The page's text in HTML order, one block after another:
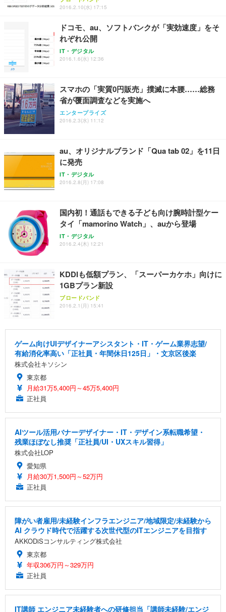
レスト 3Dヘッドレスト ハンガー付き 高反発クッシ
務用 おしゃれ パソコンチェア (ブラック)
Sezlife オフィスチェア デスクチェア 疲れない テレ
ワーク チェア 強化バックレスト 30度ロッキング機
能 人間工学 椅子 腰サポート 90度跳ね上げ式アーム
務用 おしゃれ パソコンチェア (ホワイト)
ANDWINT オフィスチェア デスクチェア 肘なし メ
ッシュ 通気性 ランバーサポート付き 腰サポート ガ
ス圧無段階昇降 360度回転 キャスター付き コンパク
￥49,979
【整備済み品】Dell E2724HS 27インチ 液晶モニタ
ー フルHD（1920×1080）VA 非光沢 HDMI/DisplayP
ort/VGA スピーカー内蔵 高さ調整 スイベル VESA対
【MiniLED/24.5inch/280Hz/FHD】GRAPHT THE S
HOOTER Gaming Monitor 24” Essential ゲーミン
グモニター QD 24.5インチ 1ms FHD 量子ドット 残
￥1,800
Smart Basic(スマートベーシック) 【Amazon.co.jp
限定】 Smart Basic アイリスオーヤマ ペットシーツ
超厚型 お徳用 ワイド 100枚入 (x 1) (ケース販売)
アイリスオーヤマ ペットシーツ 超厚型 お徳用 レギ
ュラー 200枚入【Amazon.co.jp限定】
2016.2.10(水) 17:15
ドコモ、au、ソフトバンクが「実効速度」をそ
れぞれ公開
IT・デジタル
2016.1.6(水) 12:36
スマホの「実質0円販売」撲滅に本腰……総務
省が覆面調査などを実施へ
エンタープライズ
2016.2.3(水) 11:12
au、オリジナルブランド「Qua tab 02」を11日
に発売
IT・デジタル
2016.2.8(月) 17:08
国内初！通話もできる子ども向け腕時計型ケー
タイ「mamorino Watch」、auから登場
IT・デジタル
2016.2.4(木) 12:21
KDDIも低額プラン、「スーパーカケホ」向けに
1GBプラン新設
ブロードバンド
2016.2.1(月) 15:41
ゲーム向けUIデザイナーアシスタント・IT・ゲーム業界志望/
有給消化率高い「正社員・年間休日125日」・文京区後楽
株式会社キソシン
東京都
月給31万5,400円～45万5,400円
正社員
AIツール活用バナーデザイナー・IT・デザイン系転職希望・
残業ほぼなし推奨「正社員/UI・UXスキル習得」
株式会社LOP
愛知県
月給30万1,500円～52万円
正社員
障がい者雇用/未経験インフラエンジニア/地域限定/未経験から
AI クラウド時代で活躍する次世代型のITエンジニアを目指す
AKKODiSコンサルティング株式会社
東京都
年収306万円～329万円
正社員
IT講師 エンジニア未経験者への研修担当「講師未経験/エンジ